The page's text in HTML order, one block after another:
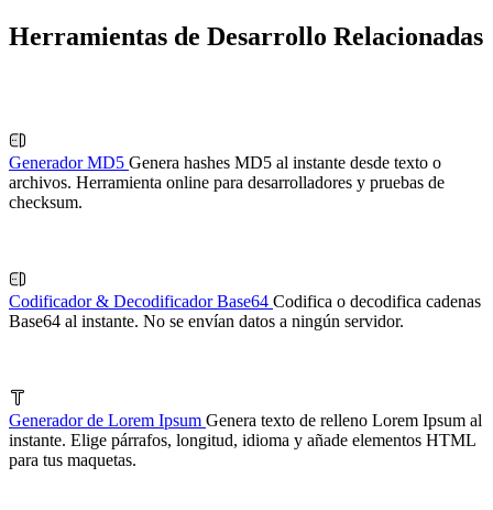
Herramientas de Desarrollo Relacionadas
Generador MD5 Genera hashes MD5 al instante desde texto o
archivos. Herramienta online para desarrolladores y pruebas de
checksum.
Codificador & Decodificador Base64 Codifica o decodifica cadenas
Base64 al instante. No se envían datos a ningún servidor.
Generador de Lorem Ipsum Genera texto de relleno Lorem Ipsum al
instante. Elige párrafos, longitud, idioma y añade elementos HTML
para tus maquetas.